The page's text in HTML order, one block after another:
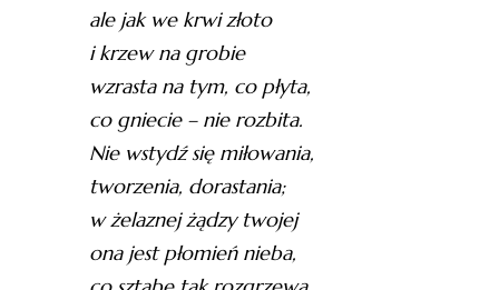
ale jak we krwi złoto
i krzew na grobie
wzrasta na tym, co płyta,
co gniecie – nie rozbita.
Nie wstydź się miłowania,
tworzenia, dorastania;
w żelaznej żądzy twojej
ona jest płomień nieba,